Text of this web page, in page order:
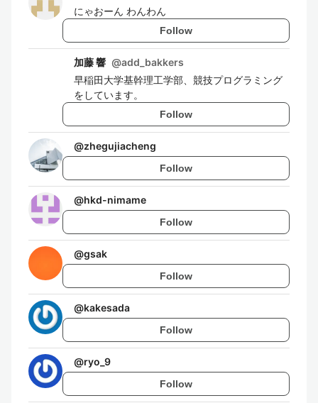
にゃおーん わんわん
Follow
加藤 響 @add_bakkers
早稲田大学基幹理工学部、競技プログラミング
をしています。
Follow
@zhegujiacheng
Follow
@hkd-nimame
Follow
@gsak
Follow
@kakesada
Follow
@ryo_9
Follow